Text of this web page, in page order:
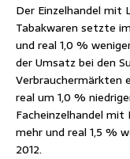
Der Einzelhandel mit
Tabakwaren setzte
und real 1,0 %
der Umsatz bei den
Verbrauchermärkten
real um 1,0 %
Facheinzelhandel
mehr und real 1,5 %
2012.